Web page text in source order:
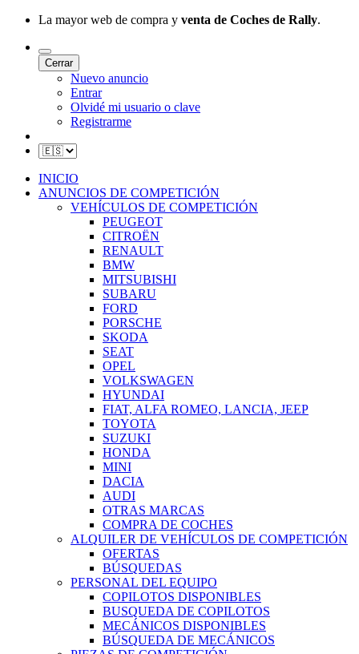
La mayor web de compra y venta de Coches de Rally.
Cerrar
Nuevo anuncio
Entrar
Olvidé mi usuario o clave
Registrarme
INICIO
ANUNCIOS DE COMPETICIÓN
VEHÍCULOS DE COMPETICIÓN
PEUGEOT
CITROËN
RENAULT
BMW
MITSUBISHI
SUBARU
FORD
PORSCHE
SKODA
SEAT
OPEL
VOLKSWAGEN
HYUNDAI
FIAT, ALFA ROMEO, LANCIA, JEEP
TOYOTA
SUZUKI
HONDA
MINI
DACIA
AUDI
OTRAS MARCAS
COMPRA DE COCHES
ALQUILER DE VEHÍCULOS DE COMPETICIÓN
OFERTAS
BÚSQUEDAS
PERSONAL DEL EQUIPO
COPILOTOS DISPONIBLES
BUSQUEDA DE COPILOTOS
MECÁNICOS DISPONIBLES
BÚSQUEDA DE MECÁNICOS